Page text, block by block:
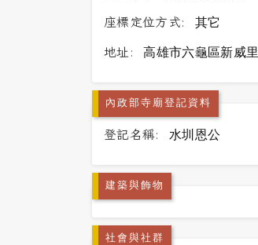
座標定位方式: 其它
地址: 高雄市六龜區新威里
內政部寺廟登記資料
登記名稱: 水圳恩公
建築與飾物
社會與社群